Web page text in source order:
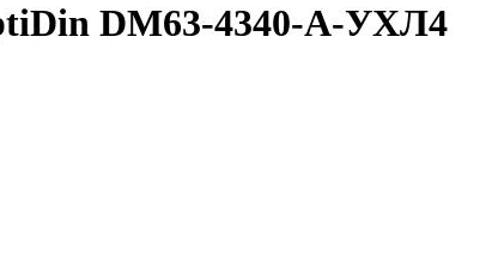
DМ63-4340-A-УХЛ4